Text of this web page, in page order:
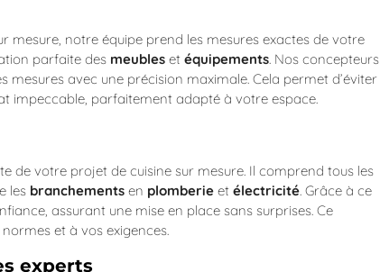
mesure, notre équipe prend les mesures exactes de votre
parfaite des meubles et équipements. Nos concepteurs
avec une précision maximale. Cela permet d’éviter
impeccable, parfaitement adapté à votre espace.
de votre projet de cuisine sur mesure. Il comprend tous les
les branchements en plomberie et électricité. Grâce à ce
assurant une mise en place sans surprises. Ce
et à vos exigences.
experts